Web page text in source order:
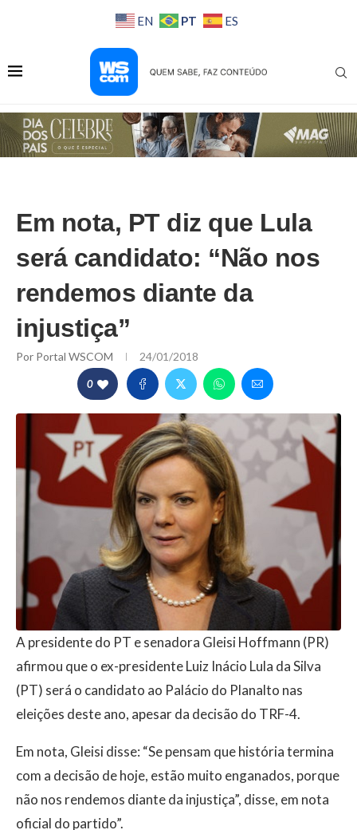
EN PT ES
Em nota, PT diz que Lula
será candidato: “Não nos
rendemos diante da
injustiça”
Por Portal WSCOM 24/01/2018
0
A presidente do PT e senadora Gleisi Hoffmann (PR)
afirmou que o ex-presidente Luiz Inácio Lula da Silva
(PT) será o candidato ao Palácio do Planalto nas
eleições deste ano, apesar da decisão do TRF-4.
Em nota, Gleisi disse: “Se pensam que história termina
com a decisão de hoje, estão muito enganados, porque
não nos rendemos diante da injustiça”, disse, em nota
oficial do partido”.